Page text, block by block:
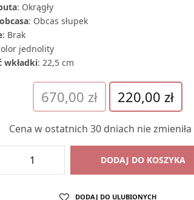
: Okrągły
: Obcas słupek
: Brak
jednolity
wkładki: 22,5 cm
670,00 zł
cena
220,00 zł
Cena w ostatnich 30 dniach nie zmieniła
DODAJ DO KOSZYKA
DODAJ DO ULUBIONYCH